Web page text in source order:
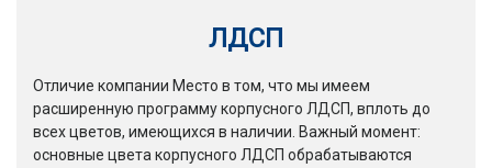
ЛДСП
Отличие компании Место в том, что мы имеем
расширенную программу корпусного ЛДСП, вплоть до
всех цветов, имеющихся в наличии. Важный момент:
основные цвета корпусного ЛДСП обрабатываются